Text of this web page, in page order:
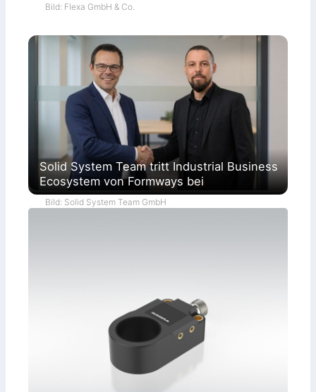
Bild: Flexa GmbH & Co.
Solid System Team tritt Industrial Business
Ecosystem von Formways bei
Bild: Solid System Team GmbH